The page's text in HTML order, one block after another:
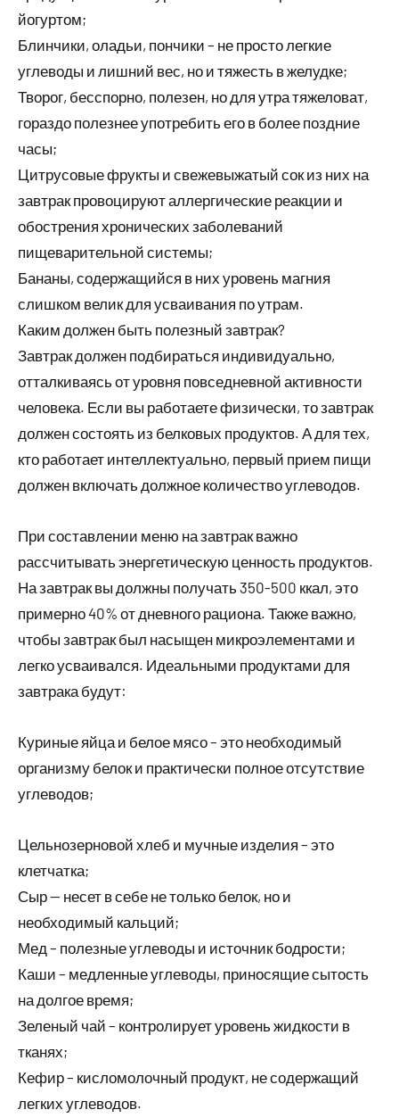
йогуртом;
Блинчики, оладьи, пончики – не просто легкие
углеводы и лишний вес, но и тяжесть в желудке;
Творог, бесспорно, полезен, но для утра тяжеловат,
гораздо полезнее употребить его в более поздние
часы;
Цитрусовые фрукты и свежевыжатый сок из них на
завтрак провоцируют аллергические реакции и
обострения хронических заболеваний
пищеварительной системы;
Бананы, содержащийся в них уровень магния
слишком велик для усваивания по утрам.
Каким должен быть полезный завтрак?
Завтрак должен подбираться индивидуально,
отталкиваясь от уровня повседневной активности
человека. Если вы работаете физически, то завтрак
должен состоять из белковых продуктов. А для тех,
кто работает интеллектуально, первый прием пищи
должен включать должное количество углеводов.
При составлении меню на завтрак важно
рассчитывать энергетическую ценность продуктов.
На завтрак вы должны получать 350-500 ккал, это
примерно 40% от дневного рациона. Также важно,
чтобы завтрак был насыщен микроэлементами и
легко усваивался. Идеальными продуктами для
завтрака будут:
Куриные яйца и белое мясо – это необходимый
организму белок и практически полное отсутствие
углеводов;
Цельнозерновой хлеб и мучные изделия – это
клетчатка;
Сыр — несет в себе не только белок, но и
необходимый кальций;
Мед – полезные углеводы и источник бодрости;
Каши – медленные углеводы, приносящие сытость
на долгое время;
Зеленый чай – контролирует уровень жидкости в
тканях;
Кефир – кисломолочный продукт, не содержащий
легких углеводов.